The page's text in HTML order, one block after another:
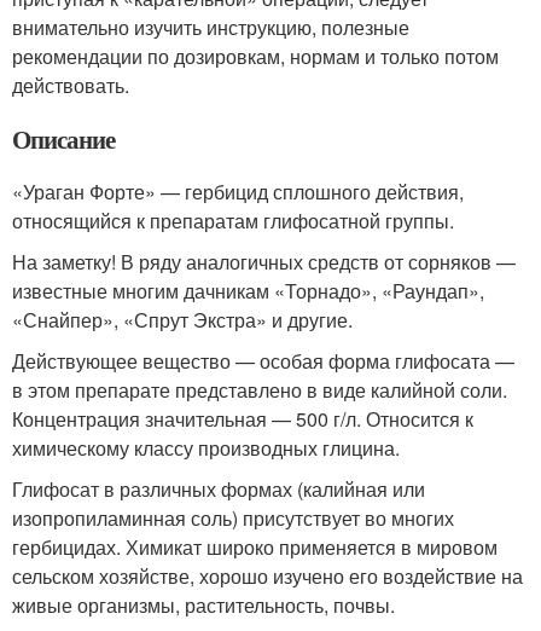
внимательно изучить инструкцию, полезные
рекомендации по дозировкам, нормам и только потом
действовать.
Описание
«Ураган Форте» — гербицид сплошного действия,
относящийся к препаратам глифосатной группы.
На заметку! В ряду аналогичных средств от сорняков —
известные многим дачникам «Торнадо», «Раундап»,
«Снайпер», «Спрут Экстра» и другие.
Действующее вещество — особая форма глифосата —
в этом препарате представлено в виде калийной соли.
Концентрация значительная — 500 г/л. Относится к
химическому классу производных глицина.
Глифосат в различных формах (калийная или
изопропиламинная соль) присутствует во многих
гербицидах. Химикат широко применяется в мировом
сельском хозяйстве, хорошо изучено его воздействие на
живые организмы, растительность, почвы.